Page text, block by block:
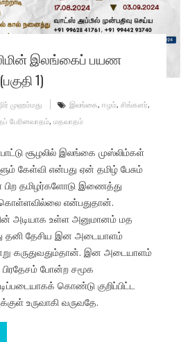
இலங்கைப் பயண
1)
முஹம்மது இலங்கை, ஈழம், சிங்களர்,
பேரினவாதம், மதவாதம்
சூழலில் இலங்கை முஸ்லிம்கள்
கேள்வி என்பது ஏன் தமிழ் பேசும்
தமிழர்களோடு இணைத்து
என்பதுதான்.
அடியாக உள்ள அனுமானம் மத
தனி தேசிய இன அடையாளம்
கருதுவதும்தான். இன அடையாளம்
போன்ற சமூக
கொண்டு குறிப்பிட்ட
உருவாகி வருவதே.